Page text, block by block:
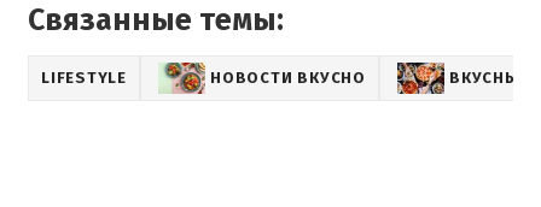
Связанные темы:
LIFESTYLE НОВОСТИ ВКУСНО ВКУСНЫЕ